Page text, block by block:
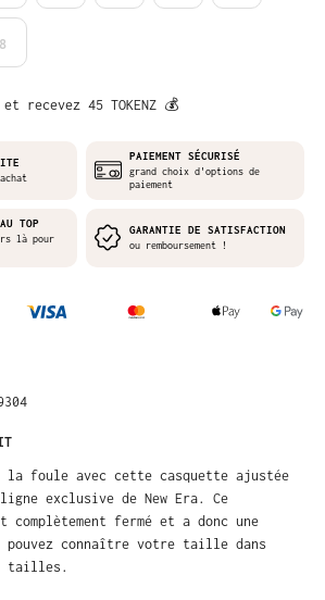
8
recevez 45 TOKENZ 💰
PAIEMENT SÉCURISÉ
grand choix d'options de
paiement
TOP
là pour
GARANTIE DE SATISFACTION
ou remboursement !
la foule avec cette casquette ajustée
exclusive de New Era. Ce
complètement fermé et a donc une
connaître votre taille dans
tailles.